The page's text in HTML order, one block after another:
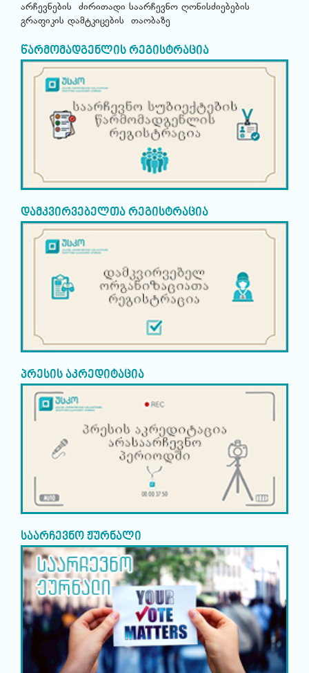
არჩევნების ძირითადი საარჩევნო ღონისძიებების
გრაფიკის დამტკიცების თაობაზე
წარმომადგენლის რეგისტრაცია
დამკვირვებელთა რეგისტრაცია
პრესის აკრედიტაცია
საარჩევნო ჟურნალი